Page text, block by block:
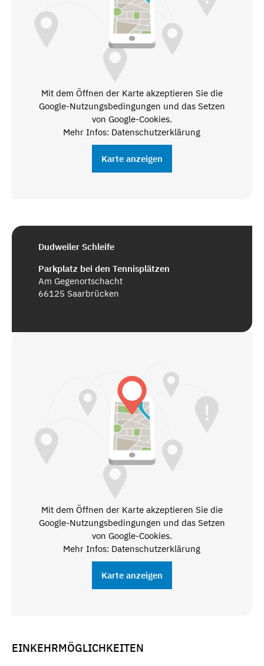
Mit dem Öffnen der Karte akzeptieren Sie die
Google-Nutzungsbedingungen und das Setzen
von Google-Cookies.
Mehr Infos: Datenschutzerklärung
Karte anzeigen
Dudweiler Schleife
Parkplatz bei den Tennisplätzen
Am Gegenortschacht
66125 Saarbrücken
Mit dem Öffnen der Karte akzeptieren Sie die
Google-Nutzungsbedingungen und das Setzen
von Google-Cookies.
Mehr Infos: Datenschutzerklärung
Karte anzeigen
EINKEHRMÖGLICHKEITEN